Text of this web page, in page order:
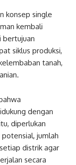
konsep single
kembali
bertujuan
siklus produksi,
tanah,
dengan
diperlukan
jumlah
distrik agar
secara